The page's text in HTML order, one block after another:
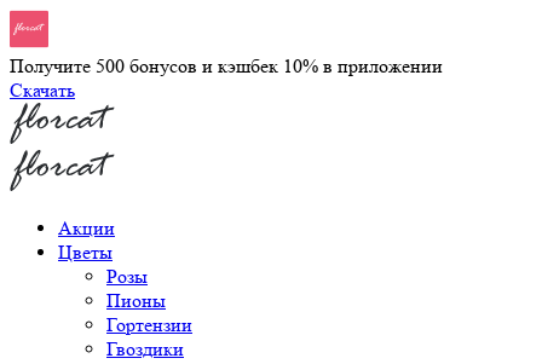
Получите 500 бонусов и кэшбек 10% в приложении
Скачать
Акции
Цветы
Розы
Пионы
Гортензии
Гвоздики